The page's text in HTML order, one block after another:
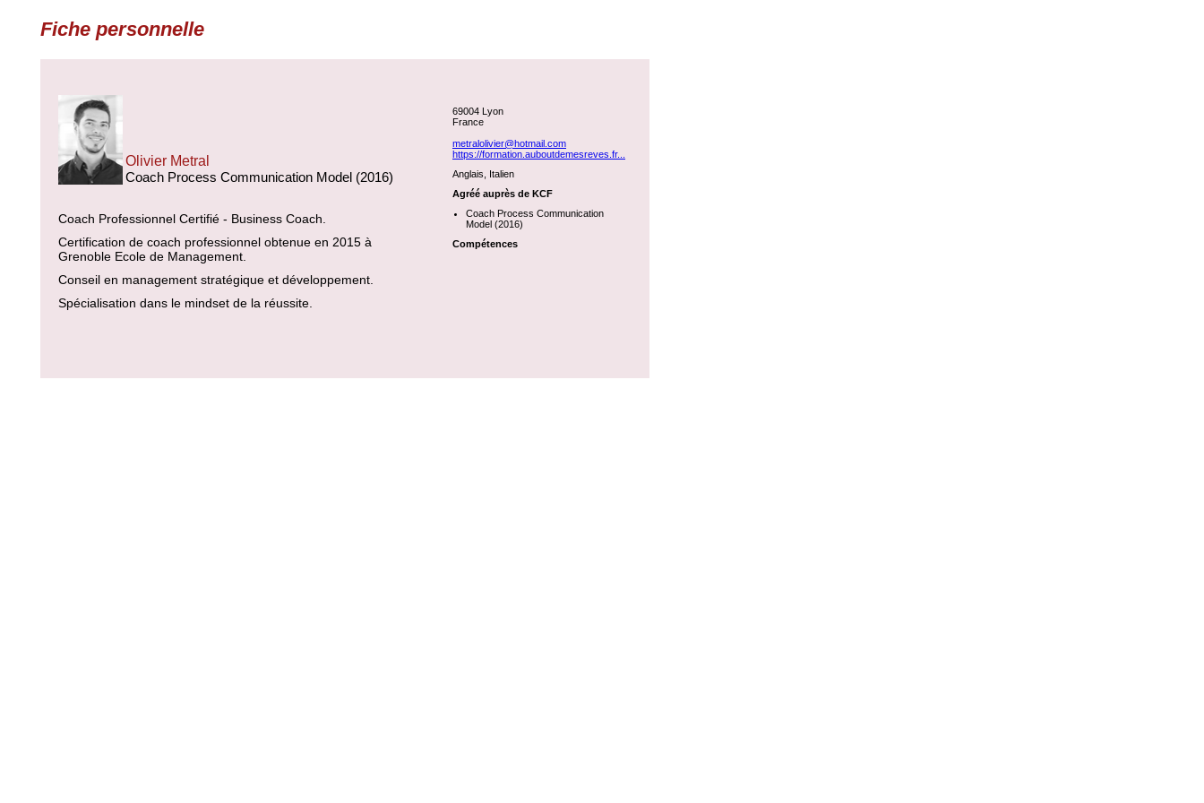
Fiche personnelle
Olivier Metral
Coach Process Communication Model (2016)
Coach Professionnel Certifié - Business Coach.
Certification de coach professionnel obtenue en 2015 à
Grenoble Ecole de Management.
Conseil en management stratégique et développement.
Spécialisation dans le mindset de la réussite.
69004 Lyon
France
metralolivier@hotmail.com
https://formation.auboutdemesreves.fr...
Anglais, Italien
Agréé auprès de KCF
Coach Process Communication
Model (2016)
Compétences